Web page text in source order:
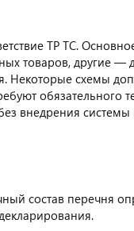
ТР ТС.
товаров, другие —
Некоторые схемы
обязательного
внедрения
состав перечня